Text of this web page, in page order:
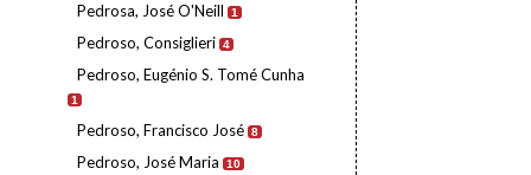
Pedrosa, José O'Neill 1
Pedroso, Consiglieri 4
Pedroso, Eugénio S. Tomé Cunha
1
Pedroso, Francisco José 8
Pedroso, José Maria 10